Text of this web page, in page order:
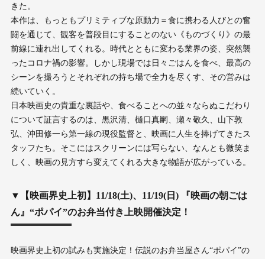
きた。
本作は、もっともプリミティブな原動力＝食に携わる人びとの奮
闘を通じて、観客を普段目にすることのない《ものづくり》の最
前線に連れ出してくれる。時代とともに変わる業界の姿、突然襲
ったコロナ禍の影響。しかし現場では日々ごはんを食べ、最高の
シーンを撮ろうとそれぞれの持ち場で全力を尽くす、その営みは
続いていく。
日本映画史の貴重な裏話や、食べることへの並々ならぬこだわり
について証言するのは、黒沢清、樋口真嗣、瀬々敬久、山下敦
弘、沖田修一ら第一線の現役監督と、映画に人生を捧げてきたス
タッフたち。そこにはスクリーンには写らない、なんとも微笑ま
しく、映画の見方すら変えてくれる大きな物語が広がっている。
▼【映画界史上初】11/18(土)、11/19(日) 『映画の朝ごは
ん』“ポパイ”のお弁当付き上映開催決定！
映画界史上初の試みも実施決定！伝説のお弁当屋さん“ポパイ”の